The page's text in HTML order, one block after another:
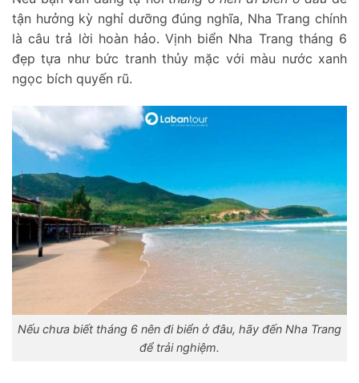
tận hưởng kỳ nghỉ dưỡng đúng nghĩa, Nha Trang chính
là câu trả lời hoàn hảo. Vịnh biển Nha Trang tháng 6
đẹp tựa như bức tranh thủy mặc với màu nước xanh
ngọc bích quyến rũ.
Nếu chưa biết tháng 6 nên đi biển ở đâu, hãy đến Nha Trang
để trải nghiệm.